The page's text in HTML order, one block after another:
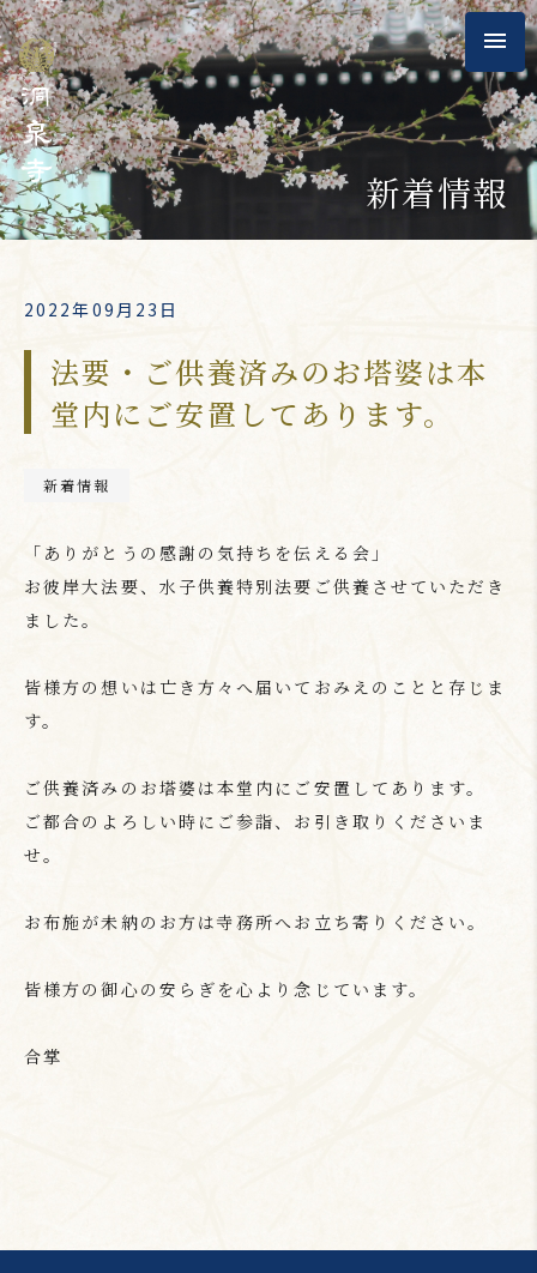
新着情報
2022年09月23日
法要・ご供養済みのお塔婆は本
堂内にご安置してあります。
新着情報
「ありがとうの感謝の気持ちを伝える会」
お彼岸大法要、水子供養特別法要ご供養させていただき
ました。
皆様方の想いは亡き方々へ届いておみえのことと存じま
す。
ご供養済みのお塔婆は本堂内にご安置してあります。
ご都合のよろしい時にご参詣、お引き取りくださいま
せ。
お布施が未納のお方は寺務所へお立ち寄りください。
皆様方の御心の安らぎを心より念じています。
合掌